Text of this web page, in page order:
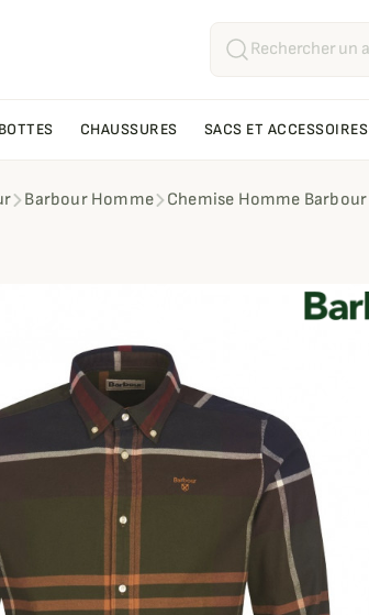
BOTTES CHAUSSURES SACS ET ACCESSOIRES
Barbour Homme Chemise Homme Barbour